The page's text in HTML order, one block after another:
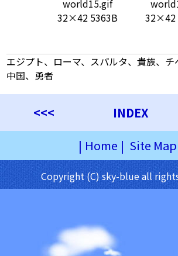
world15.gif
32×42 5363B
32×42
エジプト、ローマ、スパルタ、貴族、チ
中国、勇者
<<< INDEX
| Home | Site Map
Copyright (C) sky-blue all